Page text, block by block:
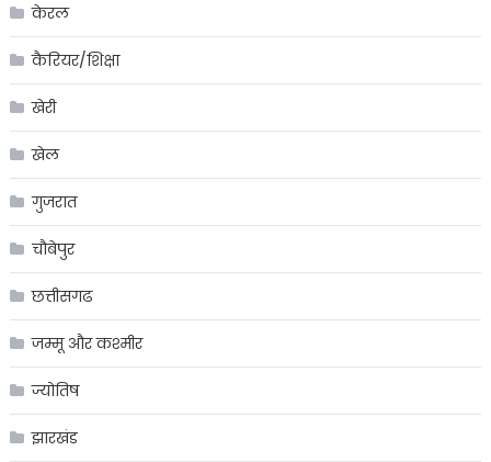
केरल
कैरियर/शिक्षा
खेरी
खेल
गुजरात
चौबेपुर
छत्तीसगढ
जम्मू और कश्मीर
ज्योतिष
झारखंड